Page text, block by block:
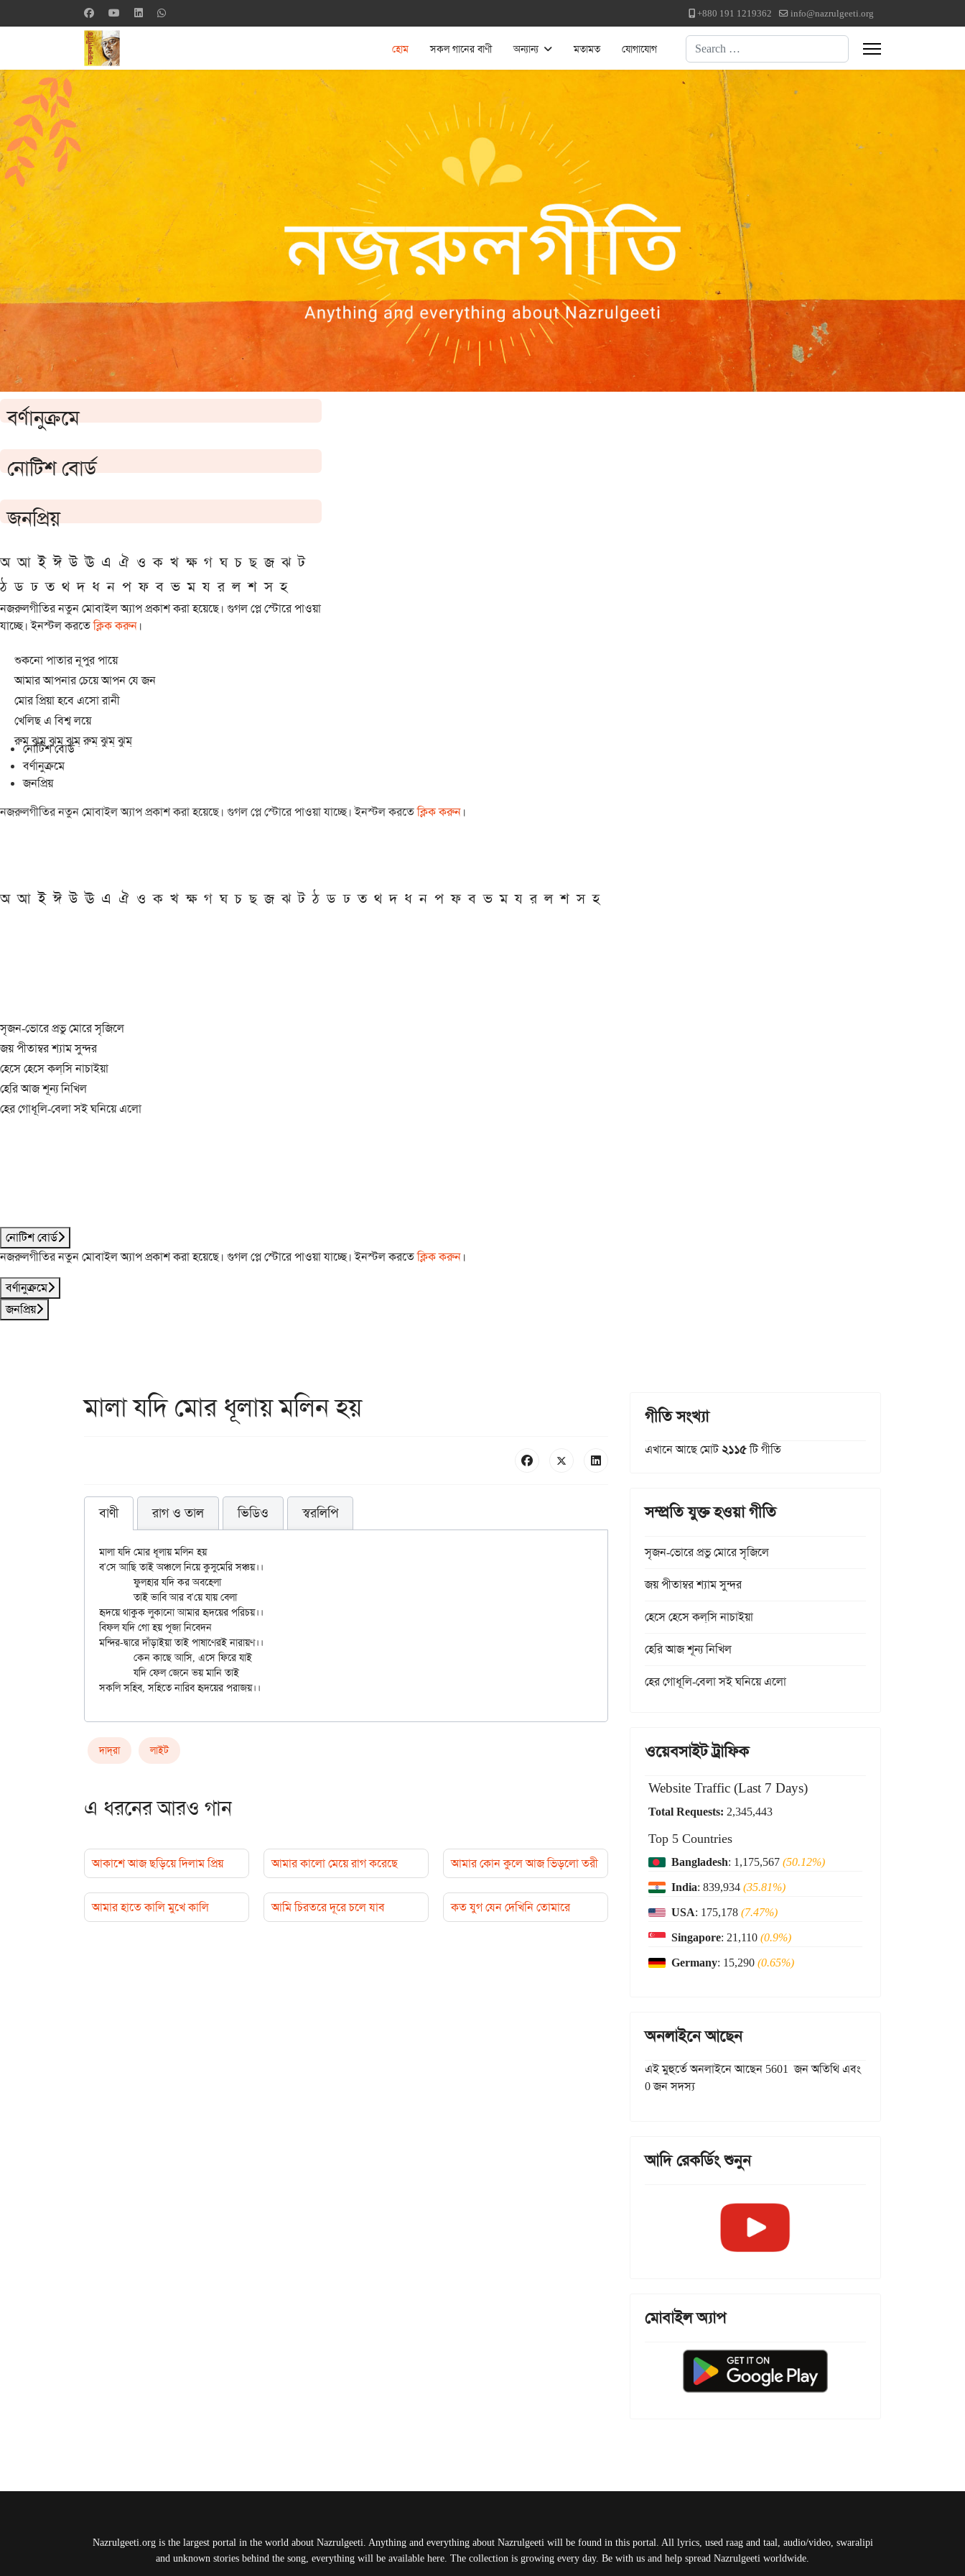
+880 191 1219362 info@nazrulgeeti.org
হোম সকল গানের বাণী অন্যান্য মতামত যোগাযোগ Search
বর্ণানুক্রমে
নোটিশ বোর্ড
জনপ্রিয়
অ আ ই ঈ উ ঊ এ ঐ ও ক খ ক্ষ গ ঘ চ ছ জ ঝ ট
ঠ ড ঢ ত থ দ ধ ন প ফ ব ভ ম য র ল শ স হ
নজরুলগীতির নতুন মোবাইল অ্যাপ প্রকাশ করা হয়েছে। গুগল প্লে স্টোরে পাওয়া
যাচ্ছে। ইনস্টল করতেক্লিক করুন।
শুকনো পাতার নূপুর পায়ে
আমার আপনার চেয়ে আপন যে জন
মোর প্রিয়া হবে এসো রানী
খেলিছ এ বিশ্ব লয়ে
রুম্ ঝুম্ ঝুম্ ঝুম্ রুম্ ঝুম্ ঝুম্
নোটিশ বোর্ড
বর্ণানুক্রমে
জনপ্রিয়
নজরুলগীতির নতুন মোবাইল অ্যাপ প্রকাশ করা হয়েছে। গুগল প্লে স্টোরে পাওয়া যাচ্ছে। ইনস্টল করতেক্লিক করুন।
অ আ ই ঈ উ ঊ এ ঐ ও ক খ ক্ষ গ ঘ চ ছ জ ঝ ট ঠ ড ঢ ত থ দ ধ ন প ফ ব ভ ম য র ল শ স হ
সৃজন-ভোরে প্রভু মোরে সৃজিলে
জয় পীতাম্বর শ্যাম সুন্দর
হেসে হেসে কল্‌সি নাচাইয়া
হেরি আজ শূন্য নিখিল
হের গোধূলি-বেলা সই ঘনিয়ে এলো
নোটিশ বোর্ড
নজরুলগীতির নতুন মোবাইল অ্যাপ প্রকাশ করা হয়েছে। গুগল প্লে স্টোরে পাওয়া যাচ্ছে। ইনস্টল করতেক্লিক করুন।
বর্ণানুক্রমে
জনপ্রিয়
মালা যদি মোর ধূলায় মলিন হয়
বাণী রাগ ও তাল ভিডিও স্বরলিপি
মালা যদি মোর ধূলায় মলিন হয়
ব'সে আছি তাই অঞ্চলে নিয়ে কুসুমেরি সঞ্চয়।।
	ফুলহার যদি কর অবহেলা
	তাই ভাবি আর ব'য়ে যায় বেলা
হৃদয়ে থাকুক লুকানো আমার হৃদয়ের পরিচয়।।
বিফল যদি গো হয় পূজা নিবেদন
মন্দির-দ্বারে দাঁড়াইয়া তাই পাষাণেরই নারায়ণ।।
	যদি ফেল জেনে ভয় মানি তাই
দাদ্‌রা লাইট
এ ধরনের আরও গান
আকাশে আজ ছড়িয়ে দিলাম প্রিয় আমার কালো মেয়ে রাগ করেছে আমার কোন কুলে আজ ভিড়লো তরী
আমার হাতে কালি মুখে কালি আমি চিরতরে দূরে চলে যাব কত যুগ যেন দেখিনি তোমারে
গীতি সংখ্যা
এখানে আছে মোট২১১৫টি গীতি
সম্প্রতি যুক্ত হওয়া গীতি
সৃজন-ভোরে প্রভু মোরে সৃজিলে
জয় পীতাম্বর শ্যাম সুন্দর
হেসে হেসে কল্‌সি নাচাইয়া
হেরি আজ শূন্য নিখিল
হের গোধূলি-বেলা সই ঘনিয়ে এলো
ওয়েবসাইট ট্রাফিক
Website Traffic (Last 7 Days)
Total Requests: 2,345,443
Top 5 Countries
Bangladesh: 1,175,567(50.12%)
India: 839,934(35.81%)
USA: 175,178(7.47%)
Singapore: 21,110(0.9%)
Germany: 15,290(0.65%)
অনলাইনে আছেন
এই মুহুর্তে অনলাইনে আছেন 5601 জন অতিথি এবং
0 জন সদস্য
আদি রেকর্ডিং শুনুন
মোবাইল অ্যাপ
Nazrulgeeti.org is the largest portal in the world about Nazrulgeeti. Anything and everything about Nazrulgeeti will be found in this portal. All lyrics, used raag and taal, audio/video, swaralipi
and unknown stories behind the song, everything will be available here. The collection is growing every day. Be with us and help spread Nazrulgeeti worldwide.